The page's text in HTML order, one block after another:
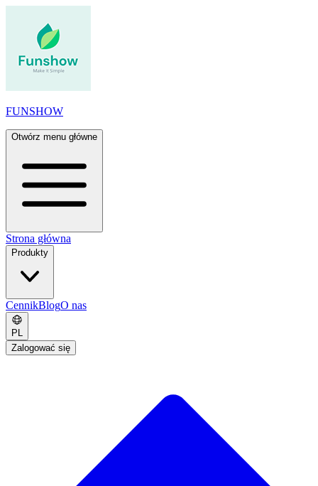
FUNSHOW
Otwórz menu główne
Strona główna
Produkty
CennikBlogO nas
PL
Zalogować się